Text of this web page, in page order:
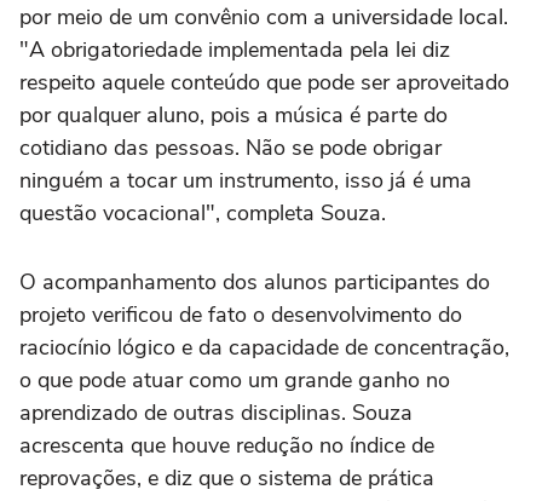
por meio de um convênio com a universidade local.
"A obrigatoriedade implementada pela lei diz
respeito aquele conteúdo que pode ser aproveitado
por qualquer aluno, pois a música é parte do
cotidiano das pessoas. Não se pode obrigar
ninguém a tocar um instrumento, isso já é uma
questão vocacional", completa Souza.
O acompanhamento dos alunos participantes do
projeto verificou de fato o desenvolvimento do
raciocínio lógico e da capacidade de concentração,
o que pode atuar como um grande ganho no
aprendizado de outras disciplinas. Souza
acrescenta que houve redução no índice de
reprovações, e diz que o sistema de prática